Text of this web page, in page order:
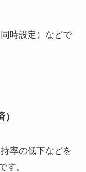
時設定）などで
率の低下などを
す。